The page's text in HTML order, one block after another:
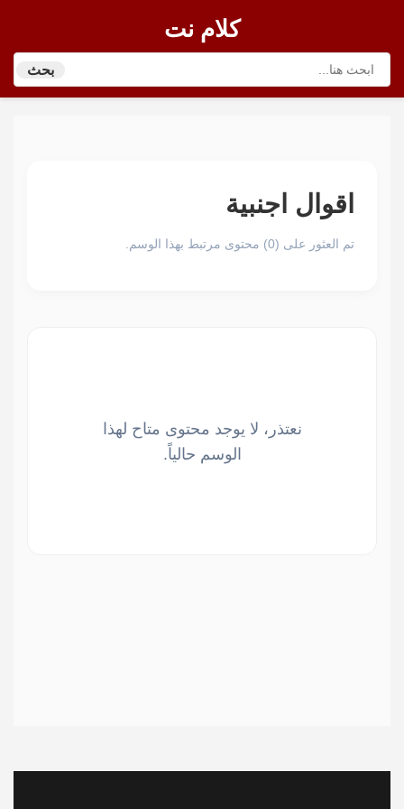
كلام نت
بحث
اقوال اجنبية
تم العثور على (0) محتوى مرتبط بهذا الوسم.
نعتذر، لا يوجد محتوى متاح لهذا
الوسم حالياً.